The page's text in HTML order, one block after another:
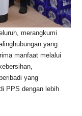
merangkumi
yang
manfaat melalui
yang
PPS dengan lebih